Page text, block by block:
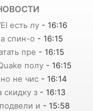
есть лу - 16:16
спин-о - 16:15
пре - 16:15
полу - 16:15
не чис - 16:14
скидку з - 16:13
и - 15:58